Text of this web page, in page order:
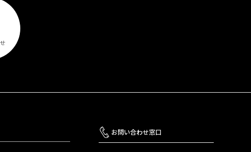
お問い合わせ窓口